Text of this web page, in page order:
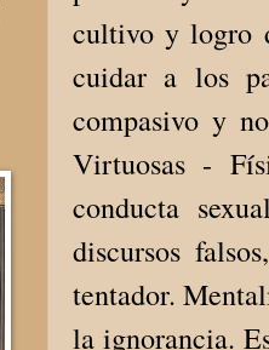
cultivo y logro
cuidar a los
compasivo y
Virtuosas -
conducta
discursos
tentador.
la ignorancia.